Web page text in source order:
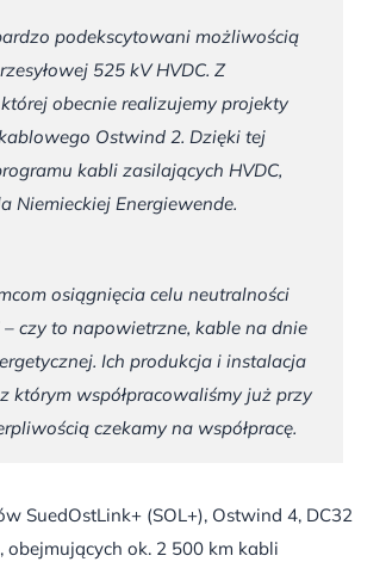
podekscytowani możliwością
525 kV HVDC. Z
obecnie realizujemy projekty
Ostwind 2. Dzięki tej
kabli zasilających HVDC,
Niemieckiej Energiewende.
osiągnięcia celu neutralności
czy to napowietrzne, kable na dnie
Ich produkcja i instalacja
którym współpracowaliśmy już przy
czekamy na współpracę.
SuedOstLink+ (SOL+), Ostwind 4, DC32
obejmujących ok. 2 500 km kabli